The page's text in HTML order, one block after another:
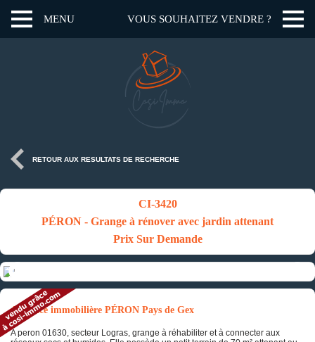
MENU VOUS SOUHAITEZ VENDRE ?
RETOUR AUX RESULTATS DE RECHERCHE
CI-3420
PÉRON - Grange à rénover avec jardin attenant
Prix Sur Demande
Annonce immobilière PÉRON Pays de Gex
A peron 01630, secteur Logras, grange à réhabiliter et à connecter aux